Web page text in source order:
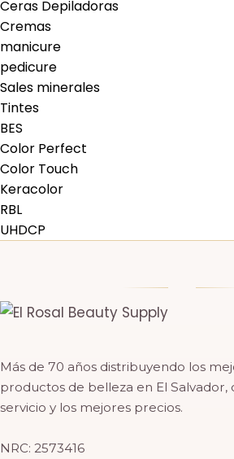
Ceras Depiladoras
Cremas
manicure
pedicure
Sales minerales
Tintes
BES
Color Perfect
Color Touch
Keracolor
RBL
UHDCP
Más de 70 años distribuyendo los
productos de belleza en El Salvador,
servicio y los mejores precios.
NRC: 2573416